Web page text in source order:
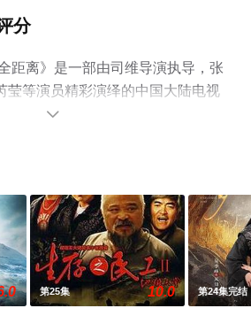
分
距离》是一部由司维导演执导，张
莹等演员精彩演绎的中国大陆电视
（1-1全集），手机免费观看高清未
视猫或剧情网等平台了解。

第25集 10.0 第24集完结